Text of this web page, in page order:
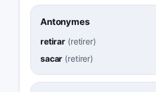
Antonymes
retirar (retirer)
sacar (retirer)